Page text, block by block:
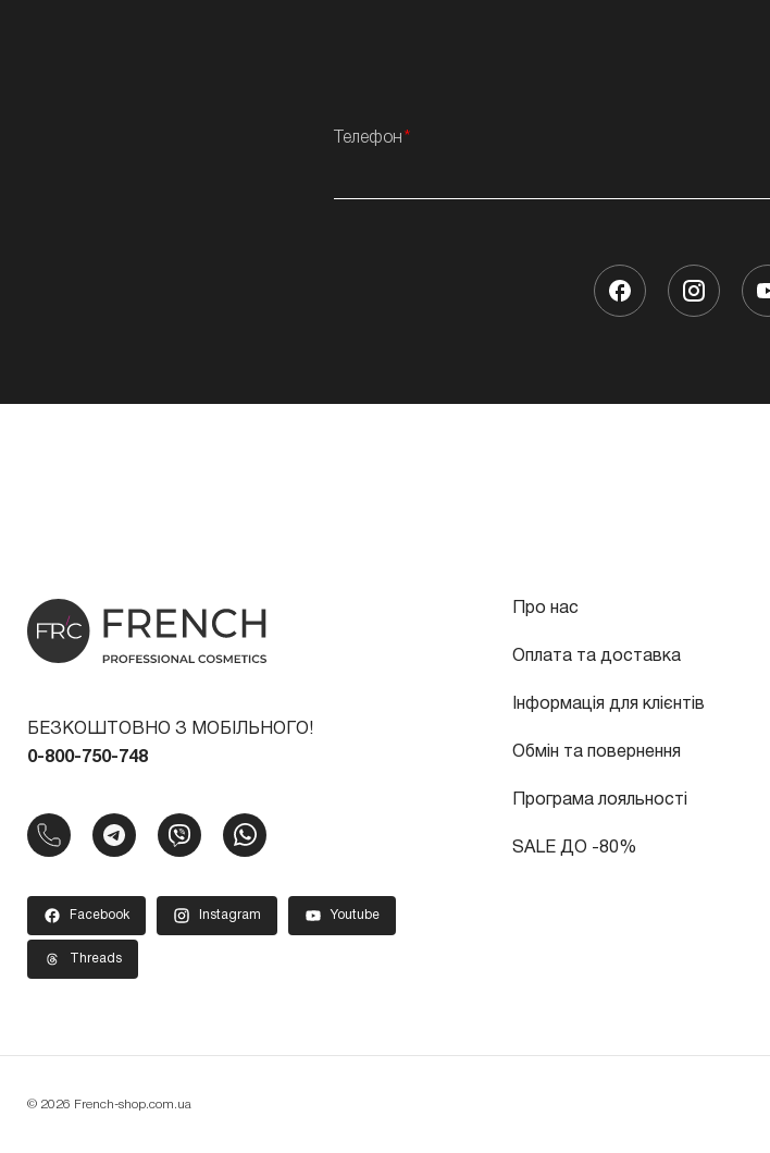
Телефон
БЕЗКОШТОВНО З МОБІЛЬНОГО!
0-800-750-748
Facebook Instagram Youtube
Threads
Про нас
Оплата та доставка
Інформація для клієнтів
Обмін та повернення
Програма лояльності
SALE ДО -80%
© 2026 French-shop.com.ua